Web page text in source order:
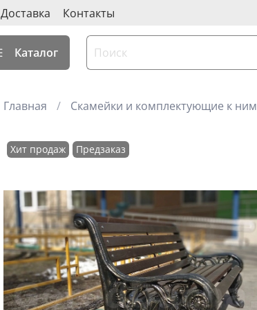
Доставка Контакты
Каталог
Главная Скамейки и комплектующие к ним
Хит продаж Предзаказ